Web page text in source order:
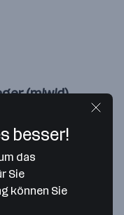
(m/w/d)
besser!
das
Sie
können Sie